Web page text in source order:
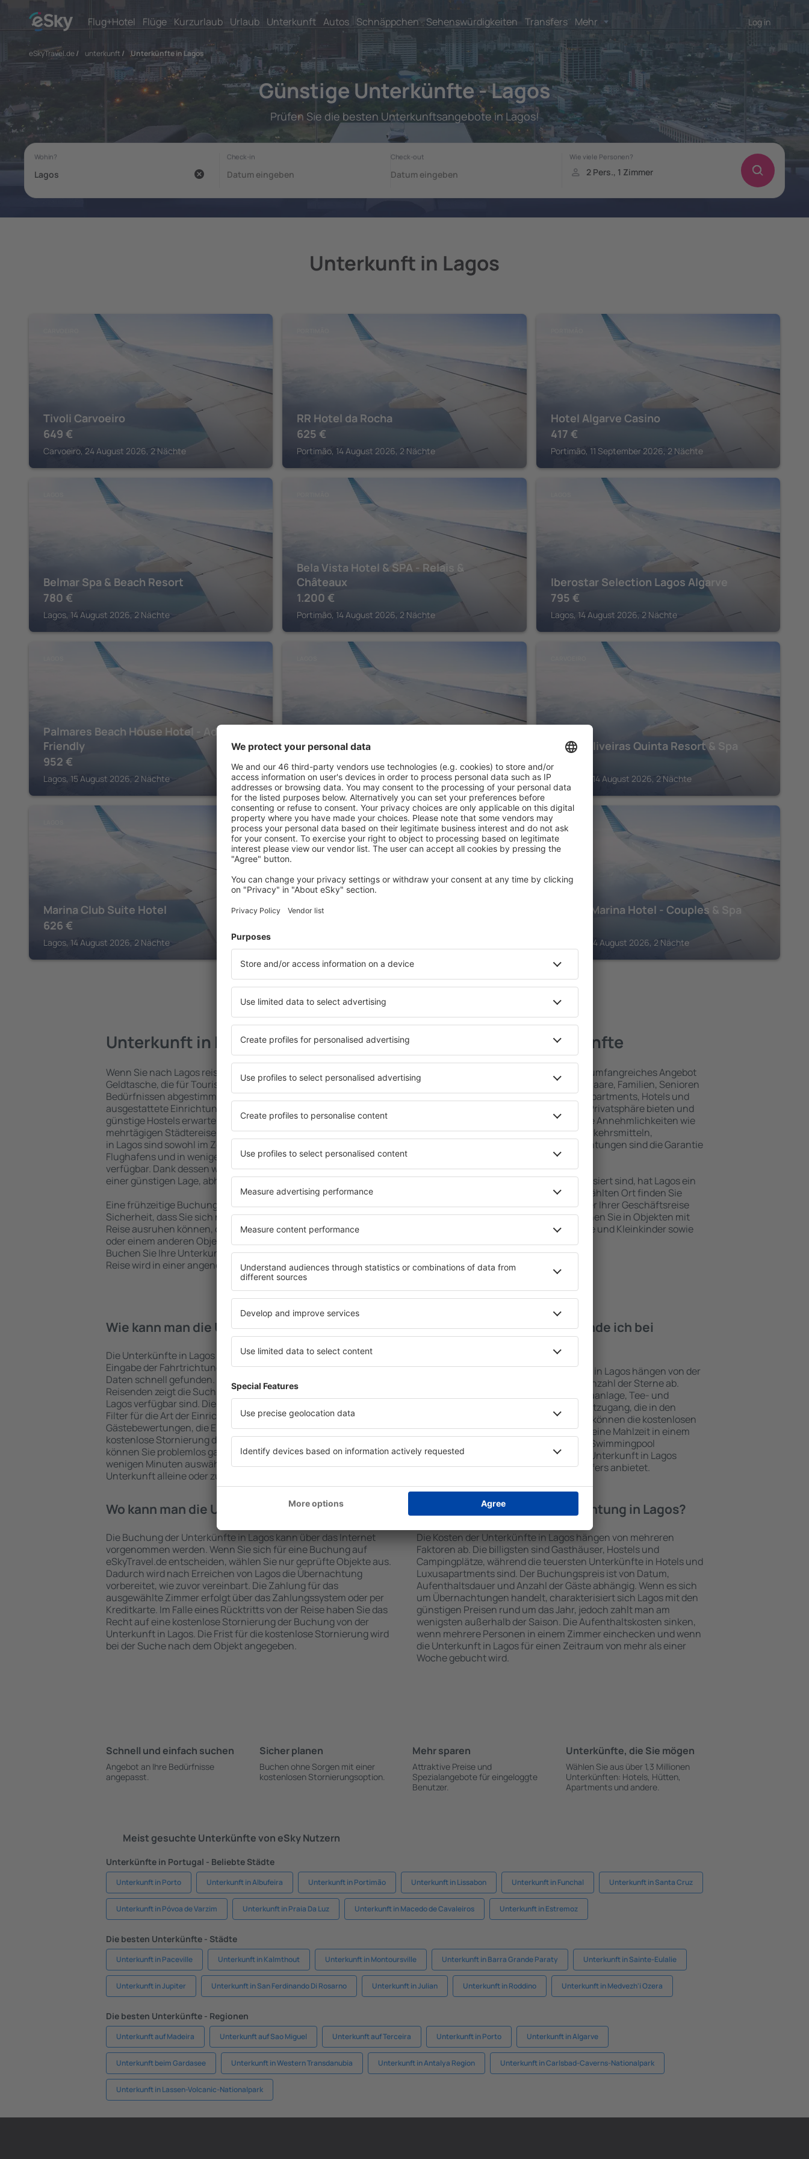
Flug+Hotel Flüge Kurzurlaub Urlaub Unterkunft Autos Schnäppchen Sehenswürdigkeiten Transfers Mehr Log in
eSkyTravel.de/ unterkunft / Unterkünfte in Lagos
Günstige Unterkünfte - Lagos
Prüfen Sie die besten Unterkunftsangebote in Lagos!
Unterkunft in Lagos
Tivoli Carvoeiro
649 €
Carvoeiro, 24 August 2026, 2 Nächte
RR Hotel da Rocha
625 €
Portimão, 14 August 2026, 2 Nächte
Hotel Algarve Casino
417 €
Portimão, 11 September 2026, 2 Nächte
Belmar Spa & Beach Resort
780 €
Lagos, 14 August 2026, 2 Nächte
Bela Vista Hotel & SPA - Relais &
Châteaux
1.200 €
Portimão, 14 August 2026, 2 Nächte
Iberostar Selection Lagos Algarve
795 €
Lagos, 14 August 2026, 2 Nächte
Palmares Beach House Hotel - Adults
Friendly
952 €
Lagos, 15 August 2026, 2 Nächte
by Domes
619 €
Lagos, 15 August 2026, 2 Nächte
Vale d'Oliveiras Quinta Resort & Spa
494
Carvoeiro, 14 August 2026, 2 Nächte
Marina Club Suite Hotel
626 €
Lagos, 14 August 2026, 2 Nächte
LAGOS
NH Lagos Algarve Resort
PORTIMÃO
Jupiter Marina Hotel - Couples & Spa
Portimão, 14 August 2026, 2 Nächte
Mehr Angebote prüfen in Lagos
Unterkunft in Lagos
Wenn Sie nach Lagos reisen, finden Sie Unterkünfte für jede
Geldtasche, die für Touristen mit unterschiedlichen
Bedürfnissen abgestimmt sind. Geräumige und komfortabel
ausgestattete Einrichtungen mit vielen Annehmlichkeiten und
günstige Hostels erwarten die Besucher, wo sie während einer
mehrtägigen Städtereise übernachten können. Die Unterkünfte
in Lagos sind sowohl im Zentrum als auch in der Nähe des
Flughafens und in weniger beliebten Stadtteilen oder Regionen
verfügbar. Dank dessen wählen Sie eine Unterkunft in Lagos in
einer günstigen Lage, abhängig von Ihren weiteren Vorhaben.
Eine frühzeitige Buchung der Unterkunft in Lagos gibt die
Sicherheit, dass Sie sich nach dem Erreichen des Ziels nach der
Reise ausruhen können, ohne nach einem Hotel, einer Wohnung
oder einem anderen Objekt für Reisende suchen zu müssen.
Buchen Sie Ihre Unterkunft vor dem Besuch von Lagos und Ihre
Reise wird in einer angenehmeren Atmosphäre verlaufen.
Lagos – beste Unterkünfte
Die Unterkünfte in Lagos umfassen ein umfangreiches Angebot
von vielen Objekten für Alleinreisende, Paare, Familien, Senioren
und Gruppen. Die Besucher können in Apartments, Hotels und
Pensionen übernachten, die maximale Privatsphäre bieten und
sich im Zentrum von Lagos befinden. Die Annehmlichkeiten wie
die Nähe zu Mietwagen, öffentlichen Verkehrsmitteln,
Geschäften, Service- und Freizeiteinrichtungen sind die Garantie
Wenn Sie an Luxusunterkünften interessiert sind, hat Lagos ein
breites Angebot für Sie. An dem ausgewählten Ort finden Sie
alles, was Sie während Ihres Urlaubs oder Ihrer Geschäftsreise
benötigen. Die Unterkunft in Lagos buchen Sie in Objekten mit
Einrichtungen für Behinderte, Säuglinge und Kleinkinder sowie
für Reisende zusammen mit Haustieren.
Wie kann man die Unterkünfte in Lagos finden?
Die Unterkünfte in Lagos werden von der Suchmaschine nach
Eingabe der Fahrtrichtung und der Check-In- und Check-Out-
Daten schnell gefunden. Nach Auswahl der Anzahl der
Reisenden zeigt die Suchmaschine an, welche Unterkünfte in
Lagos verfügbar sind. Die Auswahl der Unterkunft wird durch
Filter für die Art der Einrichtung und die Anzahl der Sterne, die
Gästebewertungen, die Entfernung zum Zentrum und die
kostenlose Stornierung der Buchung erleichtert. Dadurch
können Sie problemlos ganz einfach eine Unterkunft in Lagos in
wenigen Minuten auswählen. Sie können je nach Bedarf eine
Unterkunft alleine oder zusammen mit dem Flug buchen.
Welche Annehmlichkeiten finde ich bei
Die Annehmlichkeiten bei Unterkünften in Lagos hängen von der
Art des ausgewählten Objekts und der Anzahl der Sterne ab.
Gäste nutzen Küchenzeile, Balkon, Klimaanlage, Tee- und
Kaffeezubehör, Handtücher und Internetzugang, die in den
Unterkünften verfügbar sind. Besucher können die kostenlosen
Parkplätze an der Unterkunft benutzen, eine Mahlzeit in einem
Restaurant bestellen oder ein Hotel mit Swimmingpool
auswählen. Sie können zusätzlich eine Unterkunft in Lagos
buchen, die den Gästen Flughafentransfers anbietet.
Wo kann man die Unterkünfte in Lagos buchen?
Die Buchung der Unterkünfte in Lagos kann über das Internet
vorgenommen werden. Wenn Sie sich für eine Buchung auf
eSkyTravel.de entscheiden, wählen Sie nur geprüfte Objekte aus.
Dadurch wird nach Erreichen von Lagos die Übernachtung
vorbereitet, wie zuvor vereinbart. Die Zahlung für das
ausgewählte Zimmer erfolgt über das Zahlungssystem oder per
Kreditkarte. Im Falle eines Rücktritts von der Reise haben Sie das
Recht auf eine kostenlose Stornierung der Buchung von der
Unterkunft in Lagos. Die Frist für die kostenlose Stornierung wird
bei der Suche nach dem Objekt angegeben.
Wie viel kostet eine Übernachtung in Lagos?
Die Kosten der Unterkünfte in Lagos hängen von mehreren
Faktoren ab. Die billigsten sind Gasthäuser, Hostels und
Campingplätze, während die teuersten Unterkünfte in Hotels und
Luxusapartments sind. Der Buchungspreis ist von Datum,
Aufenthaltsdauer und Anzahl der Gäste abhängig. Wenn es sich
um Übernachtungen handelt, charakterisiert sich Lagos mit den
günstigen Preisen rund um das Jahr, jedoch zahlt man am
wenigsten außerhalb der Saison. Die Aufenthaltskosten sinken,
wenn mehrere Personen in einem Zimmer einchecken und wenn
die Unterkunft in Lagos für einen Zeitraum von mehr als einer
Woche gebucht wird.
Schnell und einfach suchen
Angebot an Ihre Bedürfnisse
angepasst.
Sicher planen
Buchen ohne Sorgen mit einer
kostenlosen Stornierungsoption.
Mehr sparen
Attraktive Preise und
Spezialangebote für eingeloggte
Benutzer.
Unterkünfte, die Sie mögen
Wählen Sie aus über 1,3 Millionen
Unterkünften: Hotels, Hütten,
Apartments und andere.
Meist gesuchte Unterkünfte von eSky Nutzern
Unterkünfte in Portugal - Beliebte Städte
Unterkunft in Porto Unterkunft in Albufeira Unterkunft in Portimão Unterkunft in Lissabon Unterkunft in Funchal Unterkunft in Santa Cruz
Unterkunft in Póvoa de Varzim Unterkunft in Praia Da Luz Unterkunft in Macedo de Cavaleiros Unterkunft in Estremoz
Die besten Unterkünfte - Städte
Unterkunft in Paceville Unterkunft in Kalmthout Unterkunft in Montoursville Unterkunft in Barra Grande Paraty Unterkunft in Sainte-Eulalie
Unterkunft in Jupiter Unterkunft in San Ferdinando Di Rosarno Unterkunft in Julian Unterkunft in Roddino Unterkunft in Medvezh'i Ozera
Die besten Unterkünfte - Regionen
Unterkunft auf Madeira Unterkunft auf Sao Miguel Unterkunft auf Terceira Unterkunft in Porto Unterkunft in Algarve
Unterkunft beim Gardasee Unterkunft in Western Transdanubia Unterkunft in Antalya Region Unterkunft in Carlsbad-Caverns-Nationalpark
Unterkunft in Lassen-Volcanic-Nationalpark